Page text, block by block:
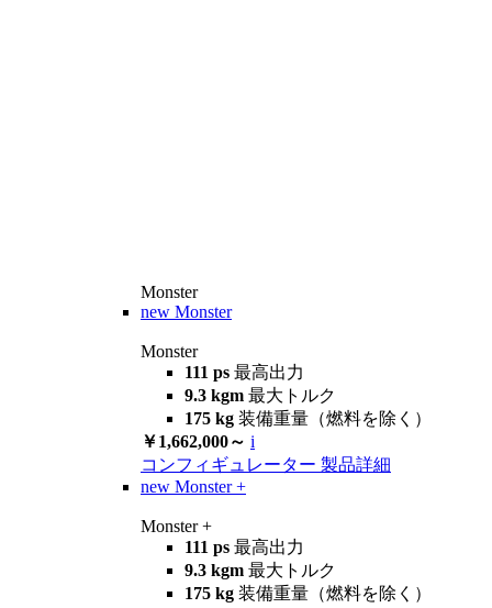
Monster
new Monster
Monster
111 ps 最高出力
9.3 kgm 最大トルク
175 kg 装備重量（燃料を除く）
￥1,662,000～ i
コンフィギュレーター 製品詳細
new Monster +
Monster +
111 ps 最高出力
9.3 kgm 最大トルク
175 kg 装備重量（燃料を除く）